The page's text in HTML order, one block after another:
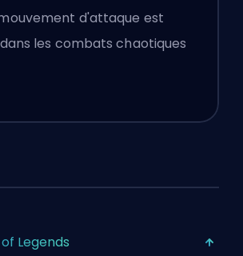
mouvement d'attaque est
les combats chaotiques
Legends